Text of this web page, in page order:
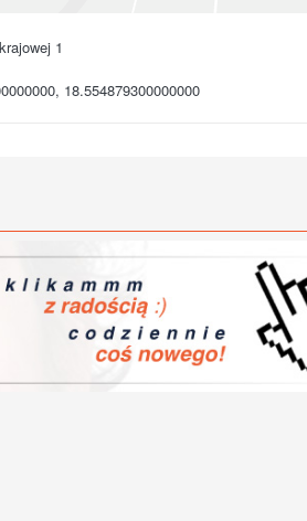
1
18.554879300000000